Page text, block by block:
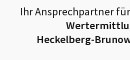
Ihr Ansprechpartner für
Heckelberg-